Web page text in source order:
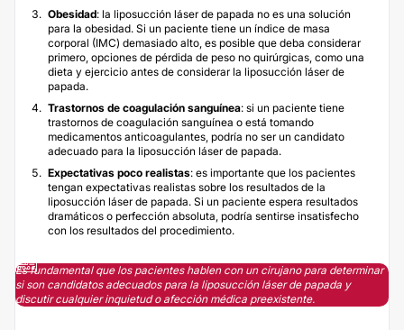
Obesidad: la liposucción láser de papada no es una solución
para la obesidad. Si un paciente tiene un índice de masa
corporal (IMC) demasiado alto, es posible que deba considerar
primero, opciones de pérdida de peso no quirúrgicas, como una
dieta y ejercicio antes de considerar la liposucción láser de
papada.
Trastornos de coagulación sanguínea: si un paciente tiene
trastornos de coagulación sanguínea o está tomando
medicamentos anticoagulantes, podría no ser un candidato
adecuado para la liposucción láser de papada.
Expectativas poco realistas: es importante que los pacientes
tengan expectativas realistas sobre los resultados de la
liposucción láser de papada. Si un paciente espera resultados
dramáticos o perfección absoluta, podría sentirse insatisfecho
con los resultados del procedimiento.
Es fundamental que los pacientes hablen con un cirujano para determinar
si son candidatos adecuados para la liposucción láser de papada y
discutir cualquier inquietud o afección médica preexistente.